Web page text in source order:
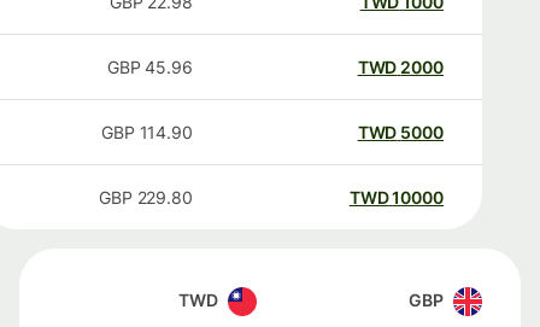
2000
TWD
45.96
GBP
5000
TWD
114.90
GBP
10000
TWD
229.80
GBP
GBP
TWD